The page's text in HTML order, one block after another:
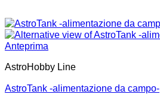
Anteprima
AstroHobby Line
AstroTank -alimentazione da campo-